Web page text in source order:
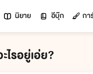
นิยาย อีบุ๊ก กา
ไรอยู่เอ่ย?